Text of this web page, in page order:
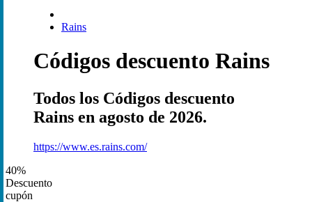
Rains
Códigos descuento Rains
Todos los Códigos descuento
Rains en agosto de 2026.
https://www.es.rains.com/
40%
Descuento
cupón